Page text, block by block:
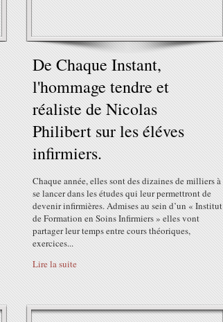
De Chaque Instant,
l'hommage tendre et
réaliste de Nicolas
Philibert sur les éléves
infirmiers.
Chaque année, elles sont des dizaines de milliers à
se lancer dans les études qui leur permettront de
devenir infirmières. Admises au sein d’un « Institut
de Formation en Soins Infirmiers » elles vont
partager leur temps entre cours théoriques,
exercices...
Lire la suite